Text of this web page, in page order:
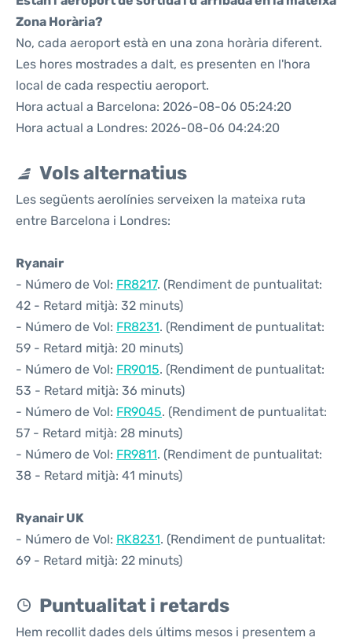
Zona Horària?
No, cada aeroport està en una zona horària diferent.
Les hores mostrades a dalt, es presenten en l'hora
local de cada respectiu aeroport.
Hora actual a Barcelona: 2026-08-06 05:24:20
Hora actual a Londres: 2026-08-06 04:24:20
Vols alternatius
Les següents aerolínies serveixen la mateixa ruta
entre Barcelona i Londres:
Ryanair
- Número de Vol: FR8217. (Rendiment de puntualitat:
42 - Retard mitjà: 32 minuts)
- Número de Vol: FR8231. (Rendiment de puntualitat:
59 - Retard mitjà: 20 minuts)
- Número de Vol: FR9015. (Rendiment de puntualitat:
53 - Retard mitjà: 36 minuts)
- Número de Vol: FR9045. (Rendiment de puntualitat:
57 - Retard mitjà: 28 minuts)
- Número de Vol: FR9811. (Rendiment de puntualitat:
38 - Retard mitjà: 41 minuts)
Ryanair UK
- Número de Vol: RK8231. (Rendiment de puntualitat:
69 - Retard mitjà: 22 minuts)
Puntualitat i retards
Hem recollit dades dels últims mesos i presentem a